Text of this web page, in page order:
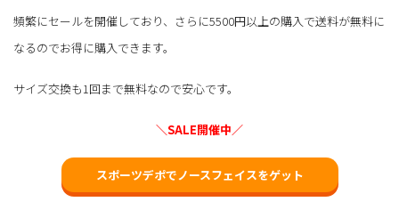
頻繁にセールを開催しており、さらに5500円以上の購入で送料が無料に
なるのでお得に購入できます。
サイズ交換も1回まで無料なので安心です。
＼SALE開催中／
スポーツデポでノースフェイスをゲット